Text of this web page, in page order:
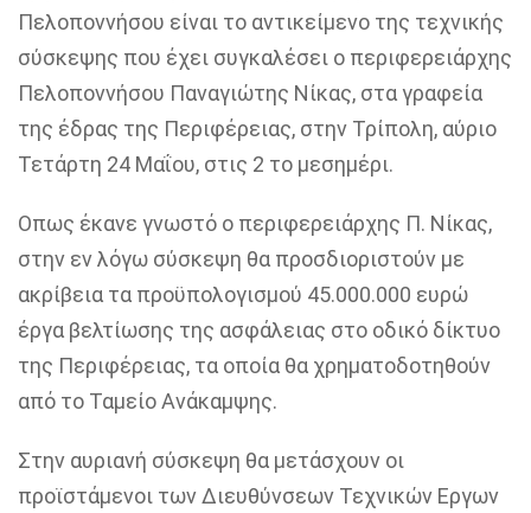
Πελοποννήσου είναι το αντικείμενο της τεχνικής
σύσκεψης που έχει συγκαλέσει ο περιφερειάρχης
Πελοποννήσου Παναγιώτης Νίκας, στα γραφεία
της έδρας της Περιφέρειας, στην Τρίπολη, αύριο
Τετάρτη 24 Μαΐου, στις 2 το μεσημέρι.
Οπως έκανε γνωστό ο περιφερειάρχης Π. Νίκας,
στην εν λόγω σύσκεψη θα προσδιοριστούν με
ακρίβεια τα προϋπολογισμού 45.000.000 ευρώ
έργα βελτίωσης της ασφάλειας στο οδικό δίκτυο
της Περιφέρειας, τα οποία θα χρηματοδοτηθούν
από το Ταμείο Ανάκαμψης.
Στην αυριανή σύσκεψη θα μετάσχουν οι
προϊστάμενοι των Διευθύνσεων Τεχνικών Εργων